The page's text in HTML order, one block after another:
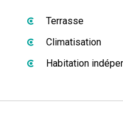
Terrasse
Climatisation
Habitation